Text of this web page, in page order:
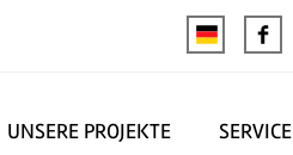
UNSERE PROJEKTE SERVICE